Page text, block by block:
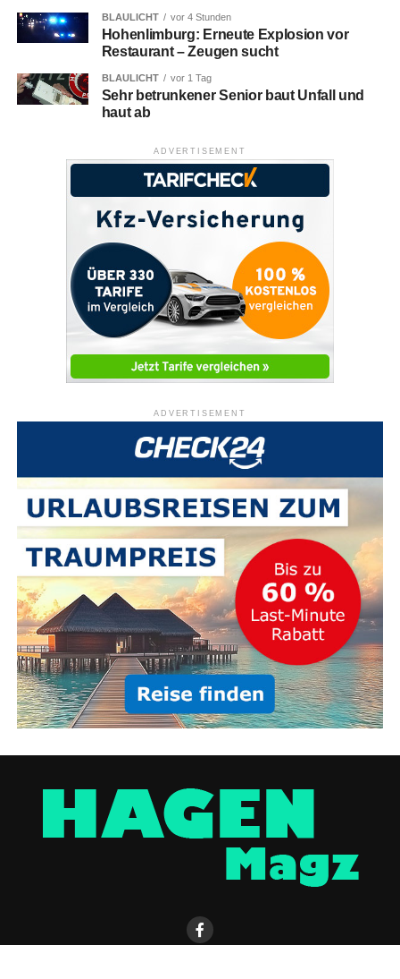
BLAULICHT vor 4 Stunden
Hohenlimburg: Erneute Explosion vor
Restaurant – Zeugen sucht
BLAULICHT vor 1 Tag
Sehr betrunkener Senior baut Unfall und
haut ab
ADVERTISEMENT
ADVERTISEMENT